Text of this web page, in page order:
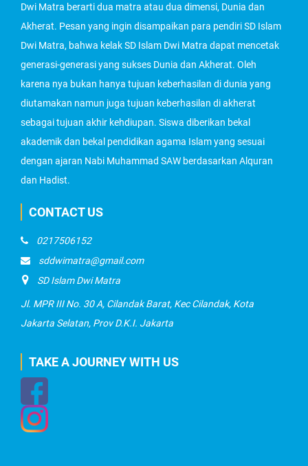
Dwi Matra berarti dua matra atau dua dimensi, Dunia dan
Akherat. Pesan yang ingin disampaikan para pendiri SD Islam
Dwi Matra, bahwa kelak SD Islam Dwi Matra dapat mencetak
generasi-generasi yang sukses Dunia dan Akherat. Oleh
karena nya bukan hanya tujuan keberhasilan di dunia yang
diutamakan namun juga tujuan keberhasilan di akherat
sebagai tujuan akhir kehdiupan. Siswa diberikan bekal
akademik dan bekal pendidikan agama Islam yang sesuai
dengan ajaran Nabi Muhammad SAW berdasarkan Alquran
dan Hadist.
CONTACT US
0217506152
sddwimatra@gmail.com
SD Islam Dwi Matra
Jl. MPR III No. 30 A, Cilandak Barat, Kec Cilandak, Kota
Jakarta Selatan, Prov D.K.I. Jakarta
TAKE A JOURNEY WITH US